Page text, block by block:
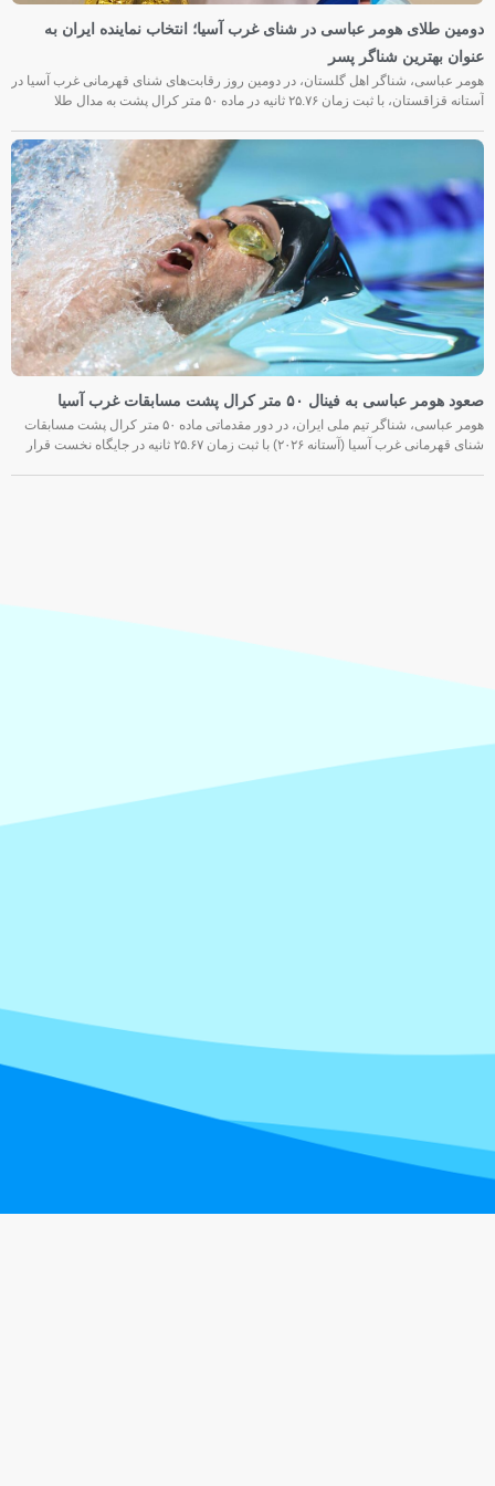
دومین طلای هومر عباسی در شنای غرب آسیا؛ انتخاب نماینده ایران به
عنوان بهترین شناگر پسر
هومر عباسی، شناگر اهل گلستان، در دومین روز رقابت‌های شنای قهرمانی غرب آسیا در
آستانه قزاقستان، با ثبت زمان ۲۵.۷۶ ثانیه در ماده ۵۰ متر کرال پشت به مدال طلا
صعود هومر عباسی به فینال ۵۰ متر کرال پشت مسابقات غرب آسیا
هومر عباسی، شناگر تیم ملی ایران، در دور مقدماتی ماده ۵۰ متر کرال پشت مسابقات
شنای قهرمانی غرب آسیا (آستانه ۲۰۲۶) با ثبت زمان ۲۵.۶۷ ثانیه در جایگاه نخست قرار